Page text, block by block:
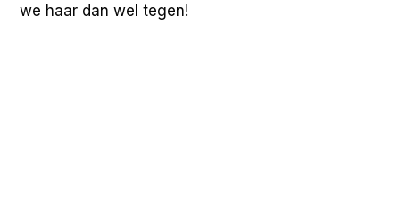
we haar dan wel tegen!